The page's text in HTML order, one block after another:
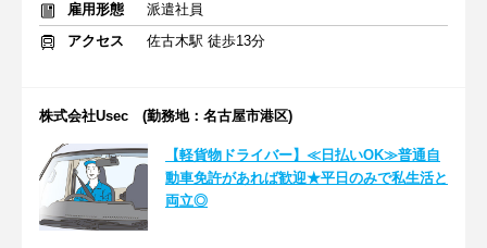
雇用形態
派遣社員
アクセス
佐古木駅 徒歩13分
株式会社Usec (勤務地：名古屋市港区)
【軽貨物ドライバー】≪日払いOK≫普通自
動車免許があれば歓迎★平日のみで私生活と
両立◎